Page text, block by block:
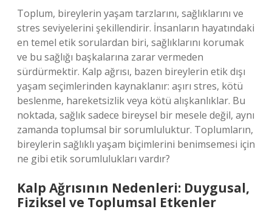
Toplum, bireylerin yaşam tarzlarını, sağlıklarını ve
stres seviyelerini şekillendirir. İnsanların hayatındaki
en temel etik sorulardan biri, sağlıklarını korumak
ve bu sağlığı başkalarına zarar vermeden
sürdürmektir. Kalp ağrısı, bazen bireylerin etik dışı
yaşam seçimlerinden kaynaklanır: aşırı stres, kötü
beslenme, hareketsizlik veya kötü alışkanlıklar. Bu
noktada, sağlık sadece bireysel bir mesele değil, aynı
zamanda toplumsal bir sorumluluktur. Toplumların,
bireylerin sağlıklı yaşam biçimlerini benimsemesi için
ne gibi etik sorumlulukları vardır?
Kalp Ağrısının Nedenleri: Duygusal,
Fiziksel ve Toplumsal Etkenler